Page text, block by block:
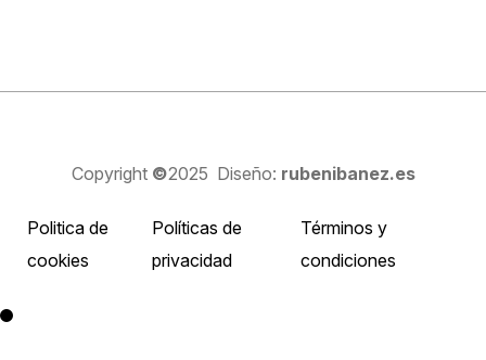
Copyright ©2025 Diseño: rubenibanez.es
Politica de
cookies
Políticas de
privacidad
Términos y
condiciones